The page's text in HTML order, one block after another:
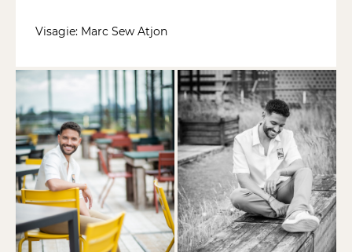
Visagie: Marc Sew Atjon